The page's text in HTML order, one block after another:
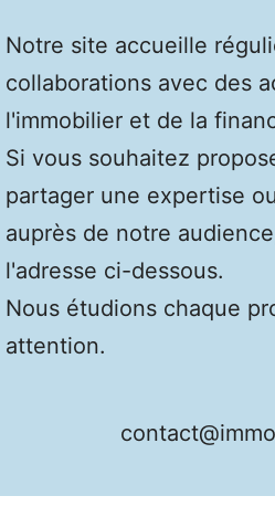
Notre site accueille
collaborations avec des
l'immobilier et de la
Si vous souhaitez
partager une expertise
auprès de notre
l'adresse ci-dessous.
Nous étudions chaque
attention.